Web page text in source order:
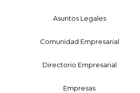
Asuntos Legales
Comunidad Empresarial
Directorio Empresarial
Empresas